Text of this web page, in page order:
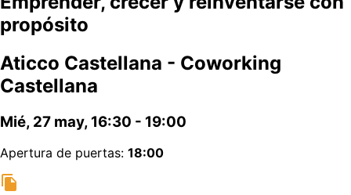
propósito
Aticco Castellana - Coworking
Castellana
Mié, 27 may, 16:30 - 19:00
Apertura de puertas: 18:00